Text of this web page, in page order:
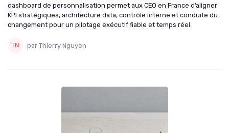
dashboard de personnalisation permet aux CEO en France d’aligner
KPI stratégiques, architecture data, contrôle interne et conduite du
changement pour un pilotage exécutif fiable et temps réel.
par Thierry Nguyen